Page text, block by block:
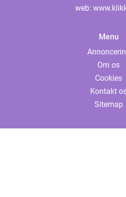
web:
Menu
Om os
Cookies
Kontakt
Sitemap